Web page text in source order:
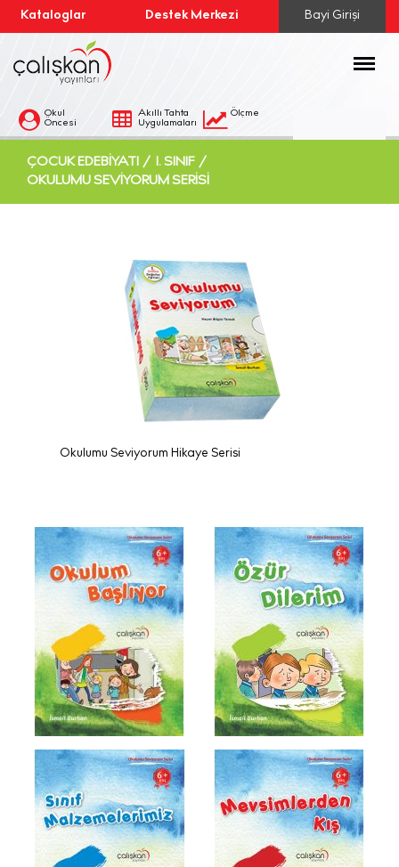
Kataloglar Destek Merkezi Bayi Girişi
Okul
Öncesi
Akıllı Tahta
Uygulamaları
Ölçme
Menü
ÇOCUK EDEBIYATI / 1. SINIF /
OKULUMU SEVIYORUM SERISI
Okulumu Seviyorum Hikaye Serisi